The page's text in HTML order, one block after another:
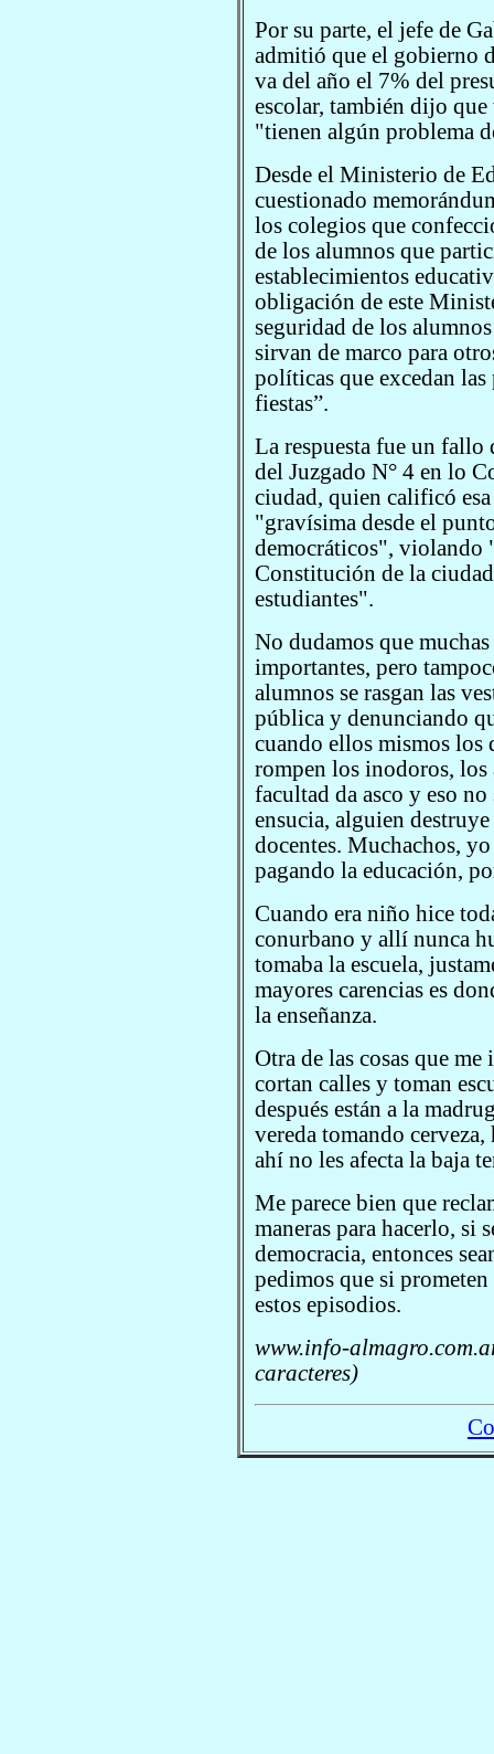
Por su parte, el jefe de
admitió que el gobierno
va del año el 7% del
escolar, también dijo que
"tienen algún problema
Desde el Ministerio de
cuestionado
los colegios que
de los alumnos que
establecimientos
obligación de este
seguridad de los
sirvan de marco para
políticas que excedan
fiestas”.
La respuesta fue un
del Juzgado N° 4 en lo
ciudad, quien calificó
"gravísima desde el
democráticos", violando
Constitución de la
estudiantes".
No dudamos que
importantes, pero
alumnos se rasgan las
pública y denunciando
cuando ellos mismos los
rompen los inodoros, los
facultad da asco y eso
ensucia, alguien
docentes. Muchachos,
pagando la educación,
Cuando era niño hice
conurbano y allí nunca
tomaba la escuela,
mayores carencias es
la enseñanza.
Otra de las cosas que
cortan calles y toman
después están a la
vereda tomando
ahí no les afecta la baja
Me parece bien que
maneras para hacerlo, si
democracia, entonces
pedimos que si
estos episodios.
www.info-
caracteres)